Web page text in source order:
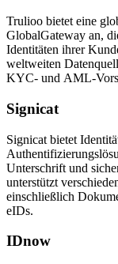
Trulioo bietet eine
GlobalGateway an,
Identitäten ihrer
weltweiten
KYC- und AML-
Signicat
Signicat bietet
Unterschrift und
unterstützt
einschließlich
eIDs.
IDnow